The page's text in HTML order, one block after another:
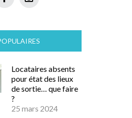
Locataires absents
pour état des lieux
de sortie… que faire
?
25 mars 2024